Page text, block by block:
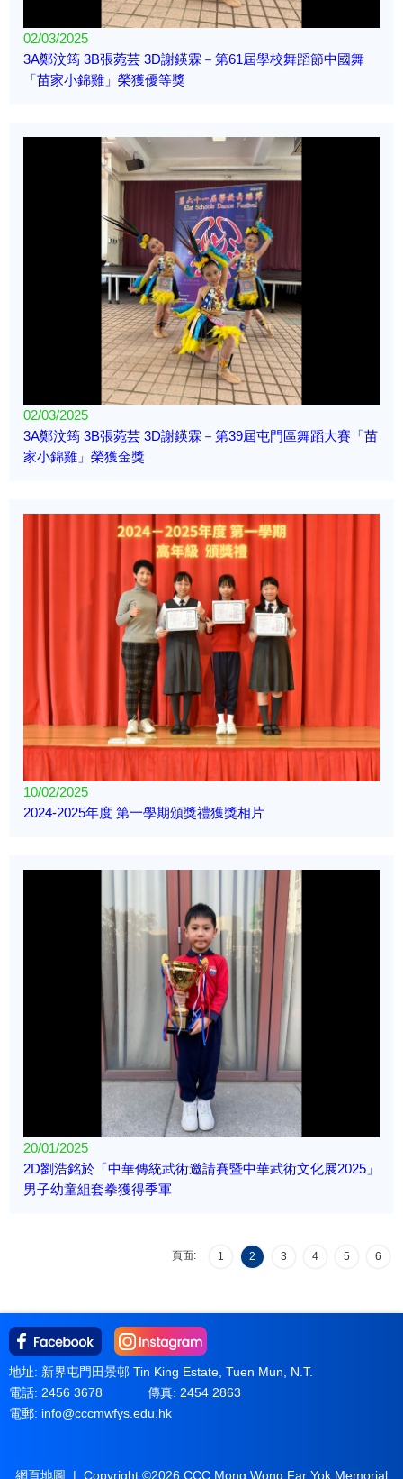
02/03/2025
3A鄭汶筠 3B張菀芸 3D謝鍈霖－第61屆學校舞蹈節中國舞
「苗家小錦雞」榮獲優等獎
02/03/2025
3A鄭汶筠 3B張菀芸 3D謝鍈霖－第39屆屯門區舞蹈大賽「苗
家小錦雞」榮獲金獎
10/02/2025
2024-2025年度 第一學期頒獎禮獲獎相片
20/01/2025
2D劉浩銘於「中華傳統武術邀請賽暨中華武術文化展2025」
男子幼童組套拳獲得季軍
頁面: 1 2 3 4 5 6
地址: 新界屯門田景邨 Tin King Estate, Tuen Mun, N.T.
電話: 2456 3678
傳真: 2454 2863
電郵: info@cccmwfys.edu.hk
網頁地圖 | Copyright ©2026 CCC Mong Wong Far Yok Memorial